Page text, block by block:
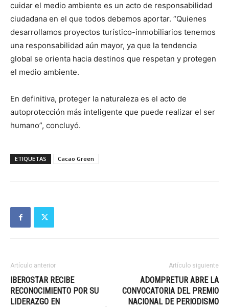
cuidar el medio ambiente es un acto de responsabilidad
ciudadana en el que todos debemos aportar. “Quienes
desarrollamos proyectos turístico-inmobiliarios tenemos
una responsabilidad aún mayor, ya que la tendencia
global se orienta hacia destinos que respetan y protegen
el medio ambiente.
En definitiva, proteger la naturaleza es el acto de
autoprotección más inteligente que puede realizar el ser
humano”, concluyó.
ETIQUETAS Cacao Green
Artículo anterior
IBEROSTAR RECIBE
RECONOCIMIENTO POR SU
LIDERAZGO EN
Artículo siguiente
ADOMPRETUR ABRE LA
CONVOCATORIA DEL PREMIO
NACIONAL DE PERIODISMO